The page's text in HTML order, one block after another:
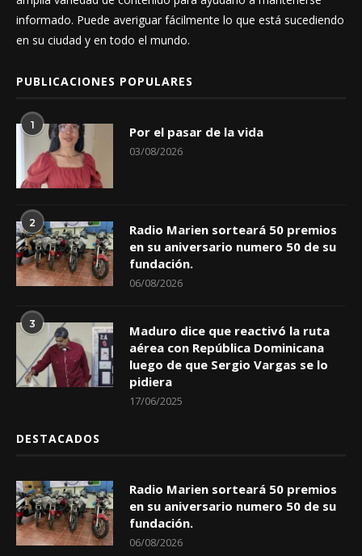
informado. Puede averiguar fácilmente lo que está sucediendo
en su ciudad y en todo el mundo.
PUBLICACIONES POPULARES
1 Por el pasar de la vida
03/08/2026
2
Radio Marien sorteará 50 premios
en su aniversario numero 50 de su
fundación.
06/08/2026
3
Maduro dice que reactivó la ruta
aérea con República Dominicana
luego de que Sergio Vargas se lo
pidiera
17/06/2025
DESTACADOS
Radio Marien sorteará 50 premios
en su aniversario numero 50 de su
fundación.
06/08/2026